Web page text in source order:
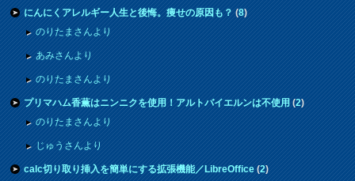
にんにくアレルギー人生と後悔。痩せの原因も？(8)
のりたまさんより
あみさんより
のりたまさんより
プリマハム香薫はニンニクを使用！アルトバイエルンは不使用(2)
のりたまさんより
じゅうさんより
calc切り取り挿入を簡単にする拡張機能／LibreOffice(2)